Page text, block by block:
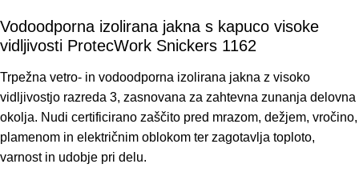
Vodoodporna izolirana jakna s kapuco visoke
vidljivosti ProtecWork Snickers 1162
Trpežna vetro- in vodoodporna izolirana jakna z visoko
vidljivostjo razreda 3, zasnovana za zahtevna zunanja delovna
okolja. Nudi certificirano zaščito pred mrazom, dežjem, vročino,
plamenom in električnim oblokom ter zagotavlja toploto,
varnost in udobje pri delu.